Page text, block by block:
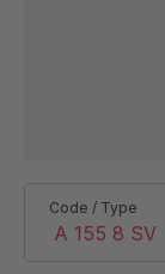
Code / Type